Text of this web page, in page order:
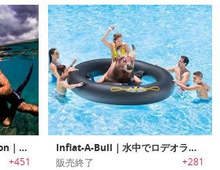
Ninja Mask – GoPro Edition｜水面下でも陸上にいる時と同じように楽に呼吸可能なGoPro対応フルフェィスシュノーケリングマスク「ニンジャマスク」
+451
Inflat-A-Bull｜水中でロデオライドが楽しめるプールトイ「インフラッタブル」
販売終了 +281